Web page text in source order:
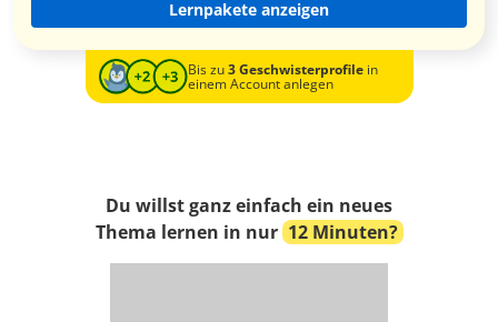
Lernpakete anzeigen
Bis zu3 Geschwisterprofilein
einem Account anlegen
Du willst ganz einfach ein neues
Thema lernen in nur 12 Minuten?